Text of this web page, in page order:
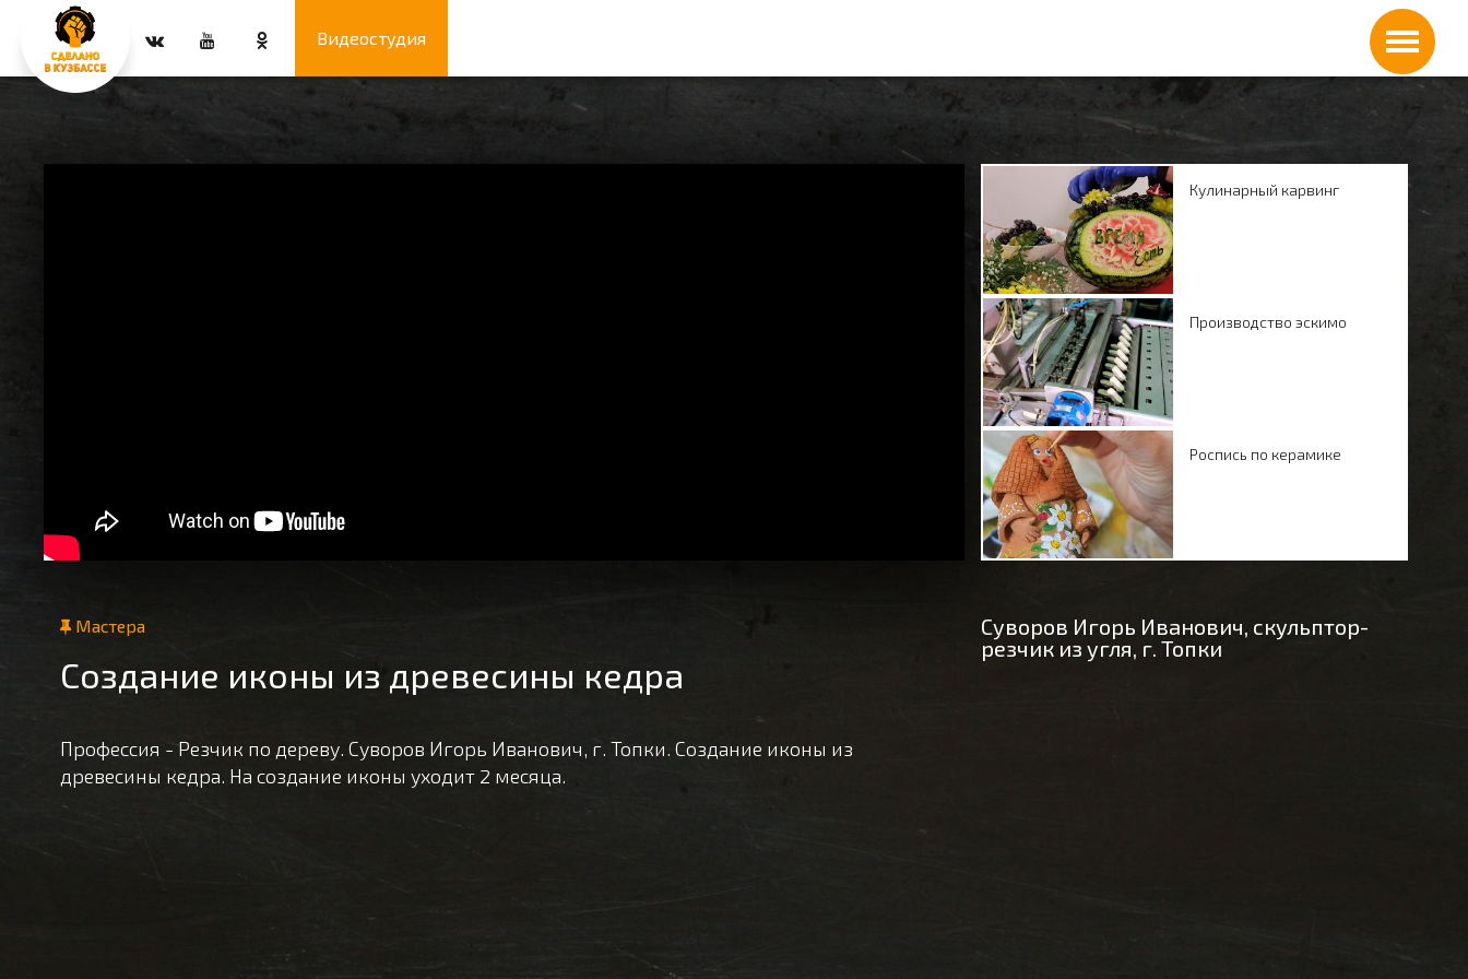
Видеостудия
Мастера
Создание иконы из древесины кедра
Профессия - Резчик по дереву. Суворов Игорь Иванович, г. Топки. Создание иконы из
древесины кедра. На создание иконы уходит 2 месяца.
Кулинарный карвинг
Производство эскимо
Роспись по керамике
Суворов Игорь Иванович, скульптор-
резчик из угля, г. Топки